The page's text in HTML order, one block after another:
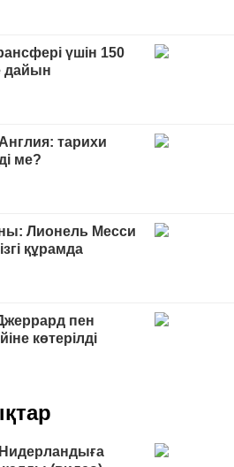
үшін 150
дайын
тарихи
ме?
Лионель Месси
құрамда
пен
көтерілді